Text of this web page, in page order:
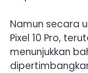
Namun secara
Pixel 10 Pro,
menunjukkan